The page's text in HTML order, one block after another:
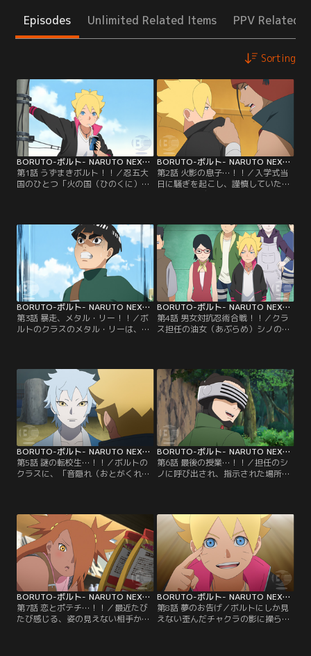
Episodes Unlimited Related Items PPV Related
Sorting
BORUTO-ボルト- NARUTO NEXT GENERATIONS 第001話
第1話 うずまきボルト！！／忍五大
国のひとつ「火の国（ひのくに）」
（ほかげ）・うずまきナルトを父に
持つ少年だ。ある日ボルトは、不良
たちに絡まれていた少年・雷門デン
キを助ける。力も気も弱いデンキ
は、不良たちばかりか自分の父親に
反発することもできないでいた…。
【提供：バンダイチャンネル】
BORUTO-ボルト- NARUTO NEXT GENERATIONS 第002話
第2話 火影の息子…！！／入学式当
日に騒ぎを起こし、謹慎していたボ
ルトがアカデミーに初登校した。だ
分を受けたボルトにクラスメイトの
目は冷たい。そんな中ボルトはクラ
スメイトのひとり、結乃（ゆいの）
イワベエにケンカを売られる。イワ
ベエは優れた戦闘センスを持ちなが
ら、素行の悪さが原因で…。【提
供：バンダイチャンネル】
BORUTO-ボルト- NARUTO NEXT GENERATIONS 第003話
第3話 暴走、メタル・リー！！／ボ
ルトのクラスのメタル・リーは、と
できなくなる。そんなメタルにある
日クラスメイトの奈良（なら）シカ
ダイが心無い一言を言ってしまう。
悪気はなかったシカダイだが、翌
日、怒ったメタルがシカダイに戦い
を仕掛け…。【提供：バンダイチャ
ンネル】
BORUTO-ボルト- NARUTO NEXT GENERATIONS 第004話
第4話 男女対抗忍術合戦！！／クラ
ス担任の油女（あぶらめ）シノの提
向かうボルトたち男子チームだが、
途中に仕掛けられたトラップや、う
ちはサラダ、秋道（あきみち）チョ
ウチョウを中心とした女子チームに
行く手を阻まれ大苦戦する…。【提
供：バンダイチャンネル】
BORUTO-ボルト- NARUTO NEXT GENERATIONS 第005話
第5話 謎の転校生…！！／ボルトの
クラスに、「音隠れ（おとがくれ）
しい問題をあっさり解いたりとただ
ならぬ才能を見せる。しかしミツキ
は何を考えているのかわからないと
ころがありボルトたちを困惑させて
ゆく。そんな中、校舎の修復工事を
していたひとりが急に…。【提供：
バンダイチャンネル】
BORUTO-ボルト- NARUTO NEXT GENERATIONS 第006話
第6話 最後の授業…！！／担任のシ
ノに呼び出され、指示された場所ま
んな三人に突然シノが襲い掛かる！
蟲（むし）を使った術を得意とする
油女一族のシノは、「奇壊蟲（きか
いちゅう）」を放ち容赦ない攻撃を
仕掛けてくる…。【提供：バンダイ
チャンネル】
BORUTO-ボルト- NARUTO NEXT GENERATIONS 第007話
第7話 恋とポテチ…！！／最近たび
たび感じる、姿の見えない相手から
BORUTO-ボルト- NARUTO NEXT GENERATIONS 第008話
第8話 夢のお告げ／ボルトにしか見
えない歪んだチャクラの影に操ら